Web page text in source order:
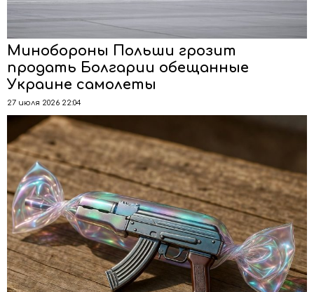
Минобороны Польши грозит
продать Болгарии обещанные
Украине самолеты
27 июля 2026 22:04